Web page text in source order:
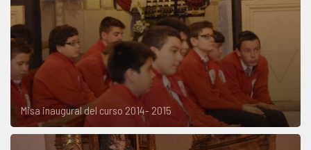
Misa inaugural del curso 2014- 2015